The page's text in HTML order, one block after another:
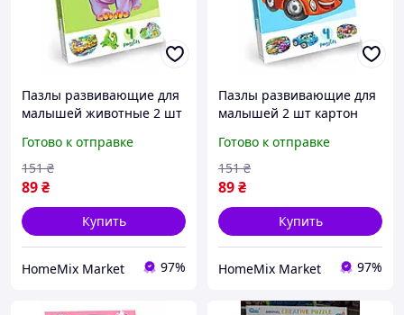
Пазлы развивающие для
малышей животные 2 шт
12625
Готово к отправке
89₴
151 ₴
Купить
HomeMix Market 97%
Пазлы развивающие для
малышей 2 шт картон
Danko Toys HM-12626
Готово к отправке
89₴
151 ₴
Купить
HomeMix Market 97%